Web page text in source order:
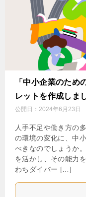
「中小企業のため
レットを作成しま
公開日： 2024年6月23日
人手不足や働き方の
の環境の変化に、中
べきなのでしょうか
を活かし、その能力
わちダイバー […]